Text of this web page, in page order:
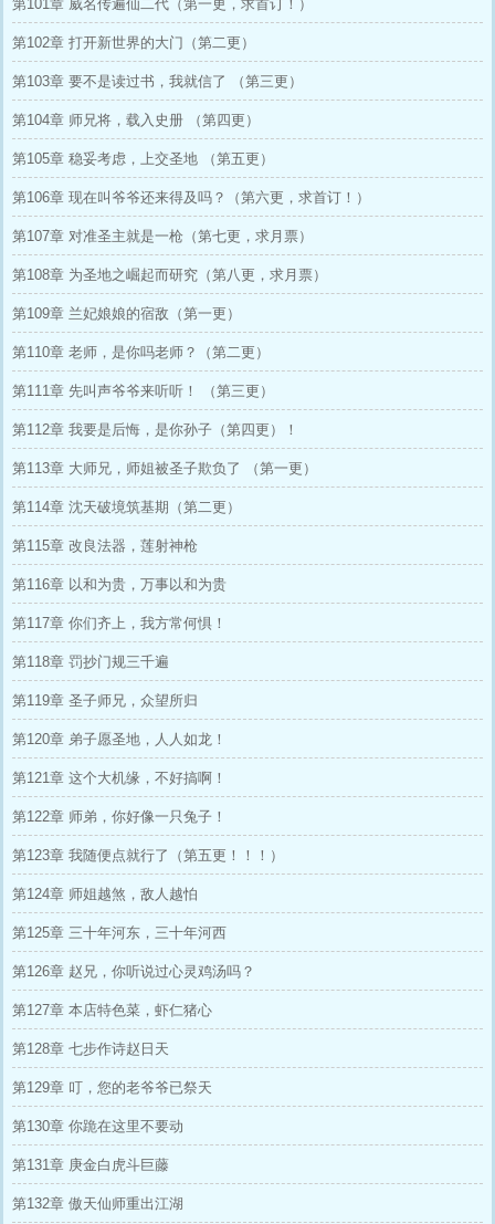
第101章 威名传遍仙二代（第一更，求首订！）
第102章 打开新世界的大门（第二更）
第103章 要不是读过书，我就信了 （第三更）
第104章 师兄将，载入史册 （第四更）
第105章 稳妥考虑，上交圣地 （第五更）
第106章 现在叫爷爷还来得及吗？（第六更，求首订！）
第107章 对准圣主就是一枪（第七更，求月票）
第108章 为圣地之崛起而研究（第八更，求月票）
第109章 兰妃娘娘的宿敌（第一更）
第110章 老师，是你吗老师？（第二更）
第111章 先叫声爷爷来听听！ （第三更）
第112章 我要是后悔，是你孙子（第四更）！
第113章 大师兄，师姐被圣子欺负了 （第一更）
第114章 沈天破境筑基期（第二更）
第115章 改良法器，莲射神枪
第116章 以和为贵，万事以和为贵
第117章 你们齐上，我方常何惧！
第118章 罚抄门规三千遍
第119章 圣子师兄，众望所归
第120章 弟子愿圣地，人人如龙！
第121章 这个大机缘，不好搞啊！
第122章 师弟，你好像一只兔子！
第123章 我随便点就行了（第五更！！！）
第124章 师姐越煞，敌人越怕
第125章 三十年河东，三十年河西
第126章 赵兄，你听说过心灵鸡汤吗？
第127章 本店特色菜，虾仁猪心
第128章 七步作诗赵日天
第129章 叮，您的老爷爷已祭天
第130章 你跪在这里不要动
第131章 庚金白虎斗巨藤
第132章 傲天仙师重出江湖